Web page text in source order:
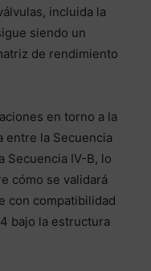
incluida la
siendo un
de rendimiento
en torno a la
entre la Secuencia
Secuencia IV-B, lo
cómo se validará
con compatibilidad
bajo la estructura